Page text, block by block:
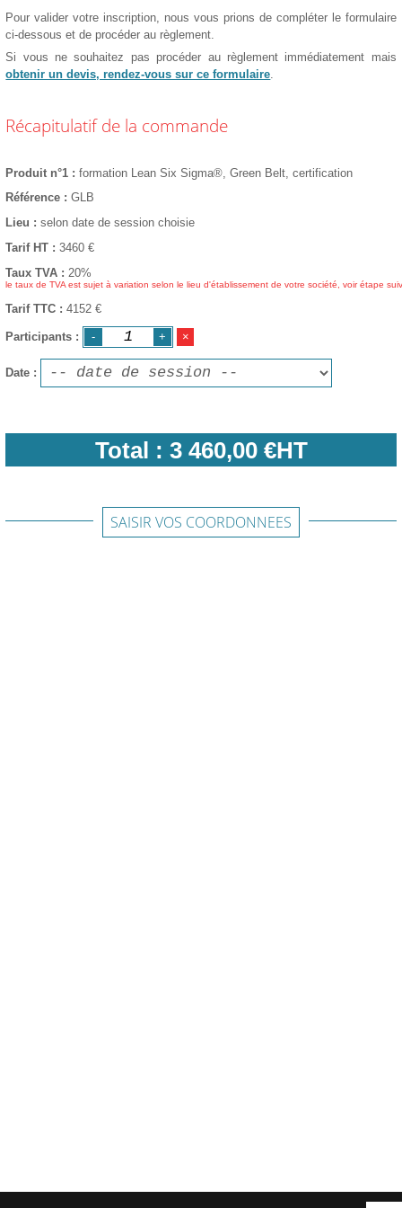
Pour valider votre inscription, nous vous prions de compléter le formulaire
ci-dessous et de procéder au règlement.
Si vous ne souhaitez pas procéder au règlement immédiatement mais
obtenir un devis, rendez-vous sur ce formulaire
Récapitulatif de la commande
Produit n°1
formation Lean Six Sigma®, Green Belt, certification
Référence
GLB
Lieu
selon date de session choisie
Tarif HT
3460 €
Taux TVA
20%
le taux de TVA est sujet à variation selon le lieu d'établissement de votre société, voir étape
Tarif TTC 4152 €
Participants
Date
Total : 3 460,00 €HT
SAISIR VOS COORDONNEES